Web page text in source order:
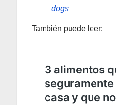
dogs
También puede leer: